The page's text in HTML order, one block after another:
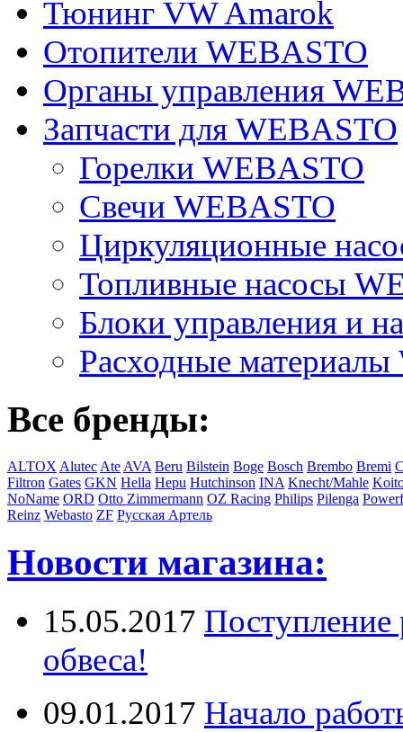
Тюнинг VW Amarok
Отопители WEBASTO
Органы управления
Запчасти для WEBASTO
Горелки WEBASTO
Свечи WEBASTO
Циркуляционные
Топливные насосы
Блоки управления и
Расходные
Все бренды:
ALTOX Alutec Ate AVA Beru Bilstein Boge Bosch Brembo Bremi
Filtron Gates GKN Hella Hepu Hutchinson INA Knecht/Mahle
NoName ORD Otto Zimmermann OZ Racing Philips Pilenga
Reinz Webasto ZF Русская Артель
Новости магазина:
15.05.2017 Поступление
обвеса!
09.01.2017 Начало